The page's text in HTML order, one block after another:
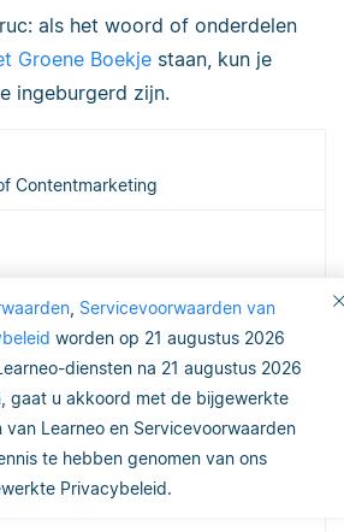
, Servicevoorwaarden van
worden op 21 augustus 2026
diensten na 21 augustus 2026
gaat u akkoord met de bijgewerkte
Learneo en Servicevoorwaarden
te hebben genomen van ons
Privacybeleid.
als het woord of onderdelen
Groene Boekje staan, kun je
ingeburgerd zijn.
Contentmarketing
Content-marketing